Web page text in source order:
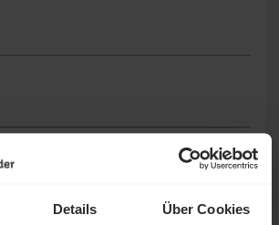
Details Über Cookies